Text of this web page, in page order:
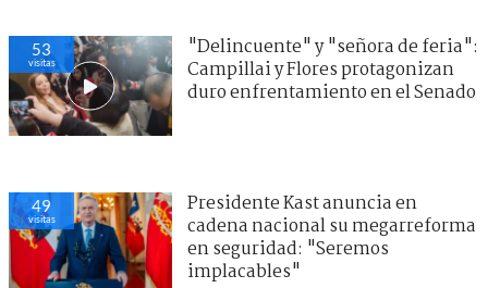
53
visitas
"Delincuente" y "señora de feria":
Campillai y Flores protagonizan
duro enfrentamiento en el Senado
49
visitas
Presidente Kast anuncia en
cadena nacional su megarreforma
en seguridad: "Seremos
implacables"